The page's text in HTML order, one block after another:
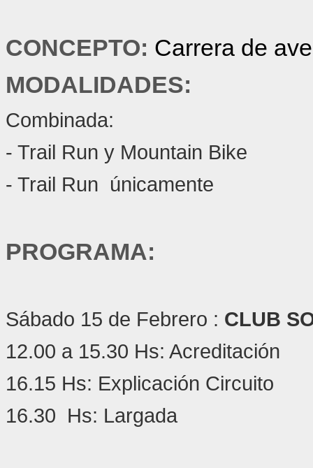
CONCEPTO: Carrera de
MODALIDADES:
Combinada:
- Trail Run y Mountain Bike
- Trail Run únicamente
PROGRAMA:
Sábado 15 de Febrero : CLUB
12.00 a 15.30 Hs: Acreditación
16.15 Hs: Explicación Circuito
16.30 Hs: Largada